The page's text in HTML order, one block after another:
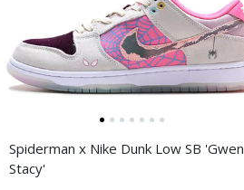
Spiderman x Nike Dunk Low SB 'Gwen
Stacy'